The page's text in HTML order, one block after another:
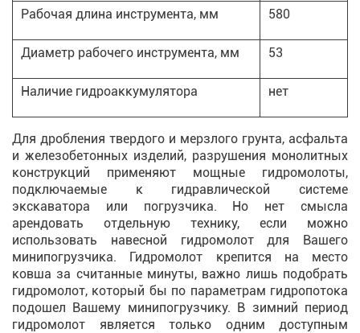
Рабочая длина инструмента, мм 580
Диаметр рабочего инструмента, мм 53
Наличие гидроаккумулятора нет
Для дробления твердого и мерзлого грунта, асфальта
и железобетонных изделий, разрушения монолитных
конструкций применяют мощные гидромолоты,
подключаемые к гидравлической системе
экскаватора или погрузчика. Но нет смысла
арендовать отдельную технику, если можно
использовать навесной гидромолот для Вашего
минипогрузчика. Гидромолот крепится на место
ковша за считанные минуты, важно лишь подобрать
гидромолот, который бы по параметрам гидропотока
подошел Вашему минипогрузчику. В зимний период
гидромолот является только одним доступным